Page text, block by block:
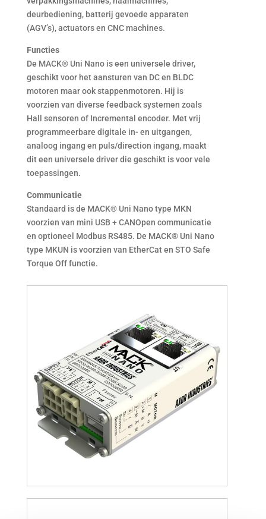
deurbediening, batterij gevoede apparaten
(AGV’s), actuators en CNC machines.
Functies
De MACK® Uni Nano is een universele driver,
geschikt voor het aansturen van DC en BLDC
motoren maar ook stappenmotoren. Hij is
voorzien van diverse feedback systemen zoals
Hall sensoren of Incremental encoder. Met vrij
programmeerbare digitale in- en uitgangen,
analoog ingang en puls/direction ingang, maakt
dit een universele driver die geschikt is voor vele
toepassingen.
Communicatie
Standaard is de MACK® Uni Nano type MKN
voorzien van mini USB + CANOpen communicatie
en optioneel Modbus RS485. De MACK® Uni Nano
type MKUN is voorzien van EtherCat en STO Safe
Torque Off functie.